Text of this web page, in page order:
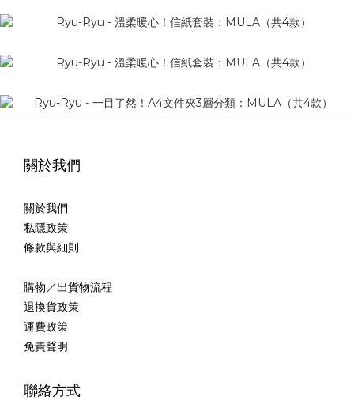
關於我們
關於我們
私隱政策
條款與細則
購物／出貨物流程
退換貨政策
運費政策
免責聲明
聯絡方式